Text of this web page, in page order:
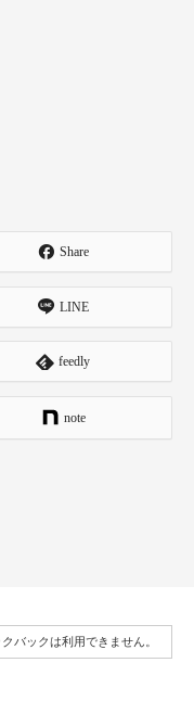
Share
LINE
feedly
note
クバックは利用できません。